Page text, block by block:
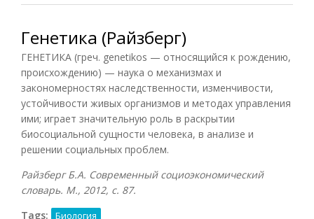
Генетика (Райзберг)
ГЕНЕТИКА (греч. genetikos — относящийся к рождению,
происхождению) — наука о механизмах и
закономерностях наследственности, изменчивости,
устойчивости живых организмов и методах управления
ими; играет значительную роль в раскрытии
биосоциальной сущности человека, в анализе и
решении социальных проблем.
Райзберг Б.А. Современный социоэкономический
словарь. М., 2012, с. 87.
Tags:
Биология